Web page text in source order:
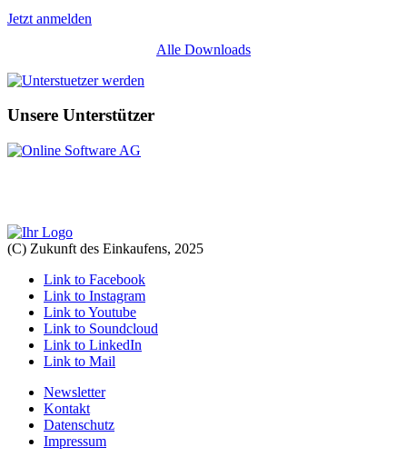
Jetzt anmelden
Alle Downloads
Unsere Unterstützer
(C) Zukunft des Einkaufens, 2025
Link to Facebook
Link to Instagram
Link to Youtube
Link to Soundcloud
Link to LinkedIn
Link to Mail
Newsletter
Kontakt
Datenschutz
Impressum